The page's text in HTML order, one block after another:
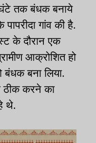
घंटे तक बंधक बनाये
गांव की है.
के दौरान एक
आक्रोशित हो
बना लिया.
ठीक करने का
थे.